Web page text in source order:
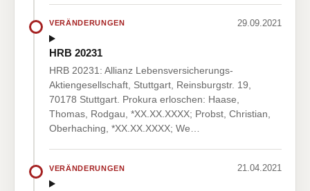
VERÄNDERUNGEN 29.09.2021
HRB 20231
HRB 20231: Allianz Lebensversicherungs-
Aktiengesellschaft, Stuttgart, Reinsburgstr. 19,
70178 Stuttgart. Prokura erloschen: Haase,
Thomas, Rodgau, *XX.XX.XXXX; Probst, Christian,
Oberhaching, *XX.XX.XXXX; We…
VERÄNDERUNGEN 21.04.2021